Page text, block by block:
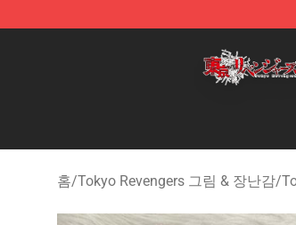
홈/Tokyo Revengers 그림 & 장난감/